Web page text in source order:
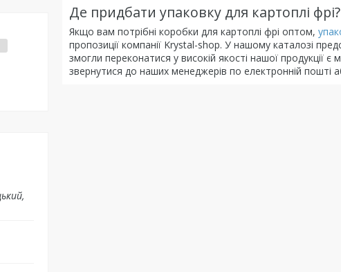
Де придбати упаковку для картоплі фрі?
Якщо вам потрібні коробки для картоплі фрі оптом,
пропозиції компанії Krystal-shop. У нашому каталозі
змогли переконатися у високій якості нашої продукції
звернутися до наших менеджерів по електронній пошті